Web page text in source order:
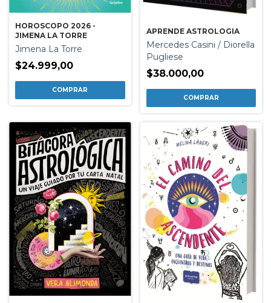
HOROSCOPO 2026 -
JIMENA LA TORRE
Jimena La Torre
$24.999,00
APRENDE ASTROLOGIA
Mercedes Casini / Diorella
Pugliese
$38.000,00